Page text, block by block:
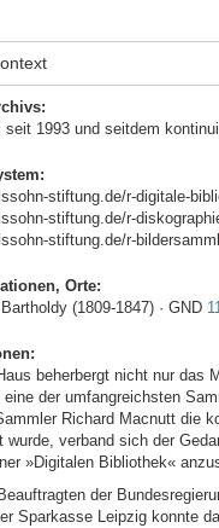
1993 und seitdem
stiftung.de/r-digitale-
stiftung.de/r-
stiftung.de/r-
Orte:
(1809-1847) · GND
beherbergt nicht nur das
der umfangreichsten
Richard Macnutt die
wurde, verband sich der
»Digitalen Bibliothek«
der
Sparkasse Leipzig konnte